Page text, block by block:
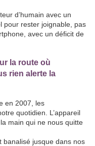
d’humain avec un
pour rester joignable, pas
avec un déficit de
la route où
rien alerte la
en 2007, les
quotidien. L’appareil
main qui ne nous quitte
banalisé jusque dans nos